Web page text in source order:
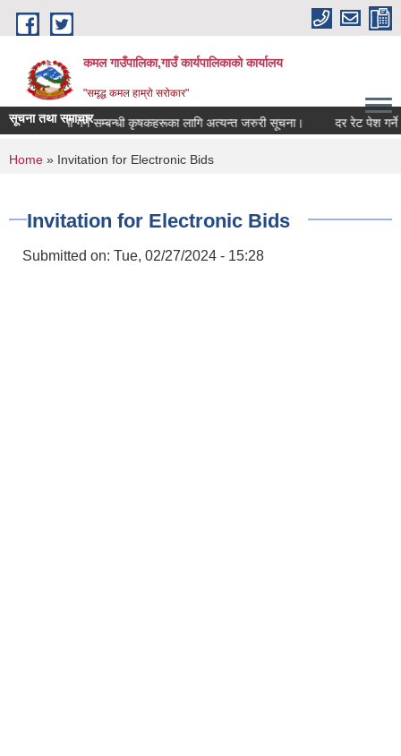
Skip to main content
कमल गाउँपालिका,गाउँ कार्यपालिकाको कार्यालय
"समृद्ध कमल हाम्रो सरोकार"
सूचना तथा समाचार
बाली बीमा गर्ने सम्बन्धी कृषकहरूका लागि अत्यन्त जरुरी सूचना। दर रेट पेश गर्ने
You are here
Home » Invitation for Electronic Bids
Invitation for Electronic Bids
Submitted on: Tue, 02/27/2024 - 15:28